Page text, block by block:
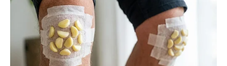
สีมงคล
แจกตาราง สีมงคลตามราศี 2569 ประจำ
เดือนพฤษภาคม โดย อ.รักษ์ เลขเด็ด